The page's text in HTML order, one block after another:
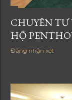
CHUYÊN
HỘ
Đăng nhận xét